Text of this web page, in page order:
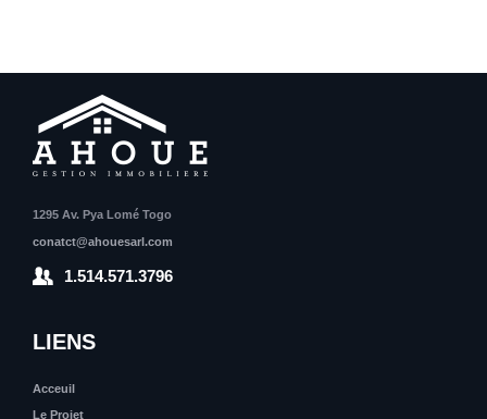
1295 Av. Pya Lomé Togo
conatct@ahouesarl.com
1.514.571.3796
LIENS
Acceuil
Le Projet